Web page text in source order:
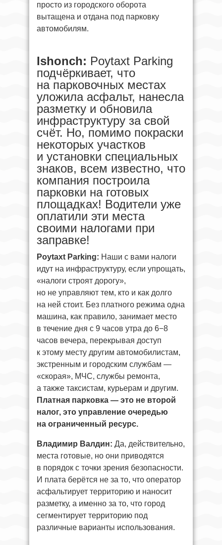
просто из городского оборота
вытащена и отдана под парковку
автомобилям.
Ishonch: Poytaxt Parking
подчёркивает, что
на парковочных местах
уложила асфальт, нанесла
разметку и обновила
инфраструктуру за свой
счёт. Но, помимо покраски
некоторых участков
и установки специальных
знаков, всем известно, что
компания построила
парковки на готовых
площадках! Водители уже
оплатили эти места
своими налогами при
заправке!
Poytaxt Parking: Наши с вами налоги
идут на инфраструктуру, если упрощать,
«налоги строят дорогу»,
но не управляют тем, кто и как долго
на ней стоит. Без платного режима одна
машина, как правило, занимает место
в течение дня с 9 часов утра до 6−8
часов вечера, перекрывая доступ
к этому месту другим автомобилистам,
экстренным и городским службам —
«скорая», МЧС, службы ремонта,
а также таксистам, курьерам и другим.
Платная парковка — это не второй
налог, это управление очередью
на ограниченный ресурс.
Владимир Валдин: Да, действительно,
места готовые, но они приводятся
в порядок с точки зрения безопасности.
И плата берётся не за то, что оператор
асфальтирует территорию и наносит
разметку, а именно за то, что город
сегментирует территорию под
различные варианты использования.